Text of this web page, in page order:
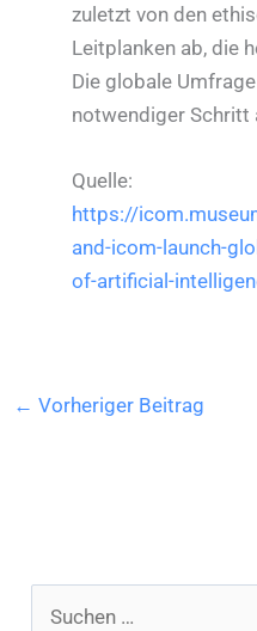
zuletzt von den
Leitplanken ab, die
Die globale
notwendiger Schritt
Quelle:
https://
and-icom-launch-
of-artificial-
← Vorheriger Beitrag